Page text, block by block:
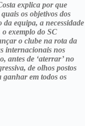
explica por que
os objetivos dos
equipa, a necessidade
exemplo do SC
o clube na rota da
internacionais nos
antes de ‘aterrar’ no
de olhos postos
ganhar em todos os